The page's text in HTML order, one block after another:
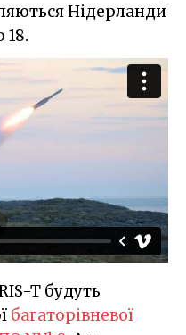
Нідерланди
18.
T будуть
багаторівневої